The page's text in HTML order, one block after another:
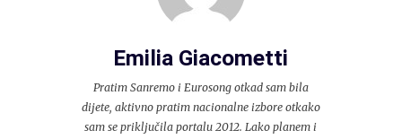
Emilia Giacometti
Pratim Sanremo i Eurosong otkad sam bila
dijete, aktivno pratim nacionalne izbore otkako
sam se priključila portalu 2012. Lako planem i